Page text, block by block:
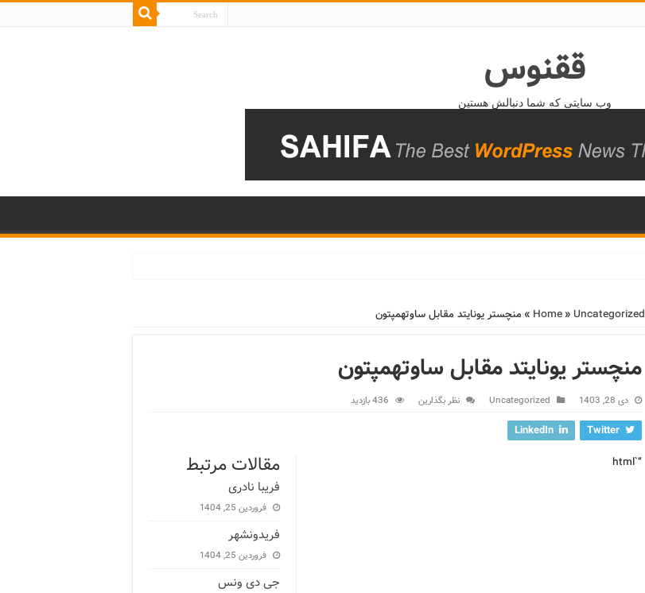
ققنوس
وب سایتی که شما دنبالش هستین
» Uncategorized
»منچستر یونایتد مقابل ساوتهمپتون
منچستر یونایتد مقابل ساوتهمپتون
دی 28, 1403 Uncategorized نظر بگذارین 436 بازدید
Twitter
LinkedIn
مقالات مرتبط
فریبا نادری
فروردین 25, 1404
فریدونشهر
فروردین 25, 1404
جی دی ونس
“`html